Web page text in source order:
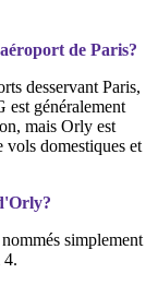
de Paris?
desservant Paris,
est généralement
mais Orly est
vols domestiques et
simplement
4.